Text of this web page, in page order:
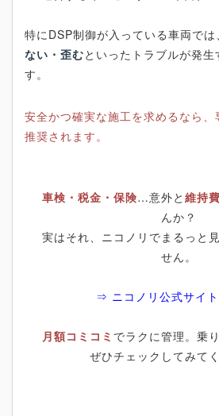
特にDSP制御が入っている車両では
ない・歪むといったトラブルが発
す。
安全かつ確実な施工を求めるなら
推奨されます。
車検・税金・保険…意外と 維持費
んか？
実はそれ、ニコノリでまるっと
せん。
⇒ ニコノリ公式サイト
月額コミコミ でラクに管理。乗
ぜひチェックしてみて